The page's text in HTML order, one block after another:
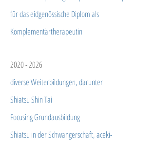
für das eidgenössische Diplom als
Komplementärtherapeutin
2020 - 2026
diverse Weiterbildungen, darunter
Shiatsu Shin Tai
Focusing Grundausbildung
Shiatsu in der Schwangerschaft, aceki-